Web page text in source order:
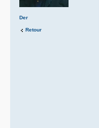
Der
Retour